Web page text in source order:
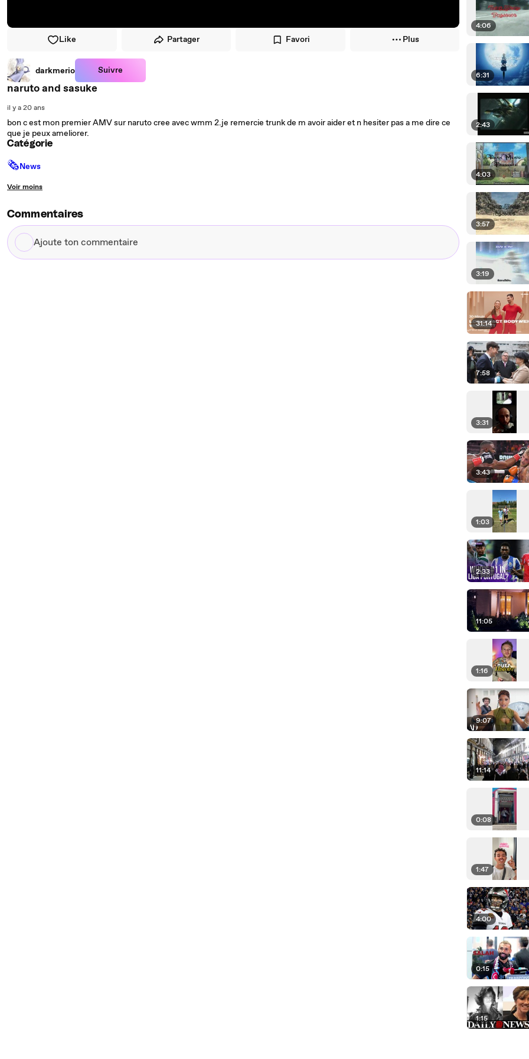
Like Partager Favori Plus
darkmerio Suivre
naruto and sasuke
il y a 20 ans
bon c est mon premier AMV sur naruto cree avec wmm 2.je remercie trunk de m avoir aider et n hesiter pas a me dire ce
que je peux ameliorer.
Catégorie
🗞News
Voir moins
Commentaires
Ajoute
ton
4:06
6:31
2:43
4:03
3:57
3:19
31:14
7:58
3:31
3:43
1:03
2:33
11:05
1:16
9:07
11:14
0:08
1:47
4:00
0:15
1:15